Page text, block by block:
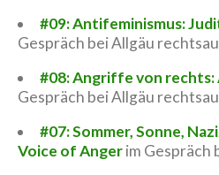
#09: Antifeminismus:
Gespräch bei Allgäu
#08: Angriffe von rechts:
Gespräch bei Allgäu
#07: Sommer, Sonne,
Voice of Angerim Gespräch